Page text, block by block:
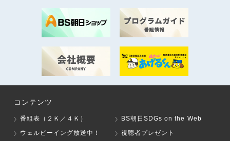
コンテンツ
番組表（２Ｋ／４Ｋ）
BS朝日SDGs on the Web
ウェルビーイング放送中！
視聴者プレゼント